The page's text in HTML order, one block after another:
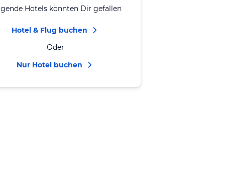
Hotels könnten Dir gefallen
Hotel & Flug buchen
Oder
Nur Hotel buchen